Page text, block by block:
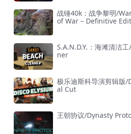
战锤40k：战争黎明/
of War – Definitive
S.A.N.D.Y.：海滩清洁
ner
极乐迪斯科导演剪辑版
al Cut
王朝协议/Dynasty